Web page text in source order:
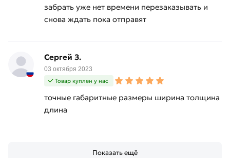
забрать уже нет времени перезаказывать и
снова ждать пока отправят
Сергей З.
03 октября 2023
Товар куплен у нас
точные габаритные размеры ширина толщина
длина
Показать ещё